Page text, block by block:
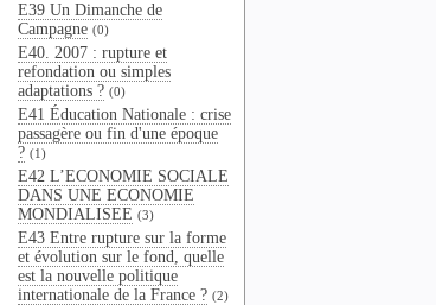
E39 Un Dimanche de
Campagne (0)
E40. 2007 : rupture et
refondation ou simples
adaptations ? (0)
E41 Éducation Nationale : crise
passagère ou fin d'une époque
? (1)
E42 L’ECONOMIE SOCIALE
DANS UNE ECONOMIE
MONDIALISEE (3)
E43 Entre rupture sur la forme
et évolution sur le fond, quelle
est la nouvelle politique
internationale de la France ? (2)